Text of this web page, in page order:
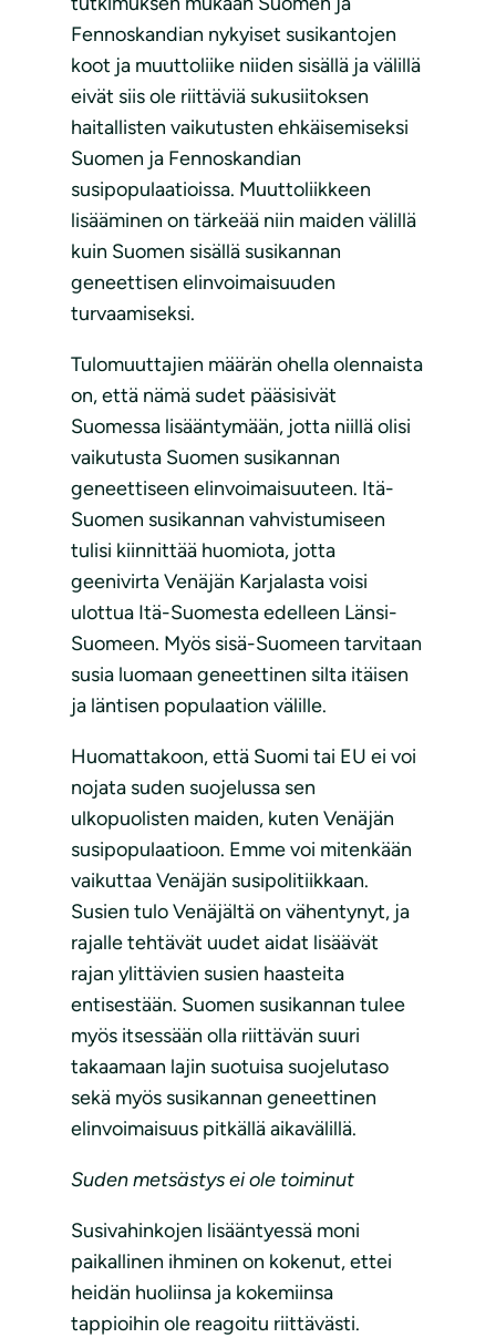
Fennoskandian nykyiset susikantojen
koot ja muuttoliike niiden sisällä ja välillä
eivät siis ole riittäviä sukusiitoksen
haitallisten vaikutusten ehkäisemiseksi
Suomen ja Fennoskandian
susipopulaatioissa. Muuttoliikkeen
lisääminen on tärkeää niin maiden välillä
kuin Suomen sisällä susikannan
geneettisen elinvoimaisuuden
turvaamiseksi.
Tulomuuttajien määrän ohella olennaista
on, että nämä sudet pääsisivät
Suomessa lisääntymään, jotta niillä olisi
vaikutusta Suomen susikannan
geneettiseen elinvoimaisuuteen. Itä-
Suomen susikannan vahvistumiseen
tulisi kiinnittää huomiota, jotta
geenivirta Venäjän Karjalasta voisi
ulottua Itä-Suomesta edelleen Länsi-
Suomeen. Myös sisä-Suomeen tarvitaan
susia luomaan geneettinen silta itäisen
ja läntisen populaation välille.
Huomattakoon, että Suomi tai EU ei voi
nojata suden suojelussa sen
ulkopuolisten maiden, kuten Venäjän
susipopulaatioon. Emme voi mitenkään
vaikuttaa Venäjän susipolitiikkaan.
Susien tulo Venäjältä on vähentynyt, ja
rajalle tehtävät uudet aidat lisäävät
rajan ylittävien susien haasteita
entisestään. Suomen susikannan tulee
myös itsessään olla riittävän suuri
takaamaan lajin suotuisa suojelutaso
sekä myös susikannan geneettinen
elinvoimaisuus pitkällä aikavälillä.
Suden metsästys ei ole toiminut
Susivahinkojen lisääntyessä moni
paikallinen ihminen on kokenut, ettei
heidän huoliinsa ja kokemiinsa
tappioihin ole reagoitu riittävästi.